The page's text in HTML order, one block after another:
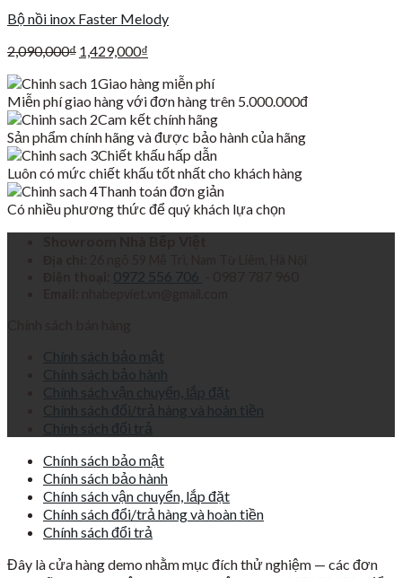
Bộ nồi inox Faster Melody
2,090,000₫ Giá
là:
2,090,000₫.
1,429,000₫
tại
là:
1,429,000₫.
Giao hàng miễn phí
Miễn phí giao hàng với đơn hàng trên 5.000.000đ
Cam kết chính hãng
Sản phẩm chính hãng và được bảo hành của hãng
Chiết khấu hấp dẫn
Luôn có mức chiết khấu tốt nhất cho khách hàng
Thanh toán đơn giản
Có nhiều phương thức để quý khách lựa chọn
0972 556 706
Chính sách bảo mật
Chính sách bảo hành
Chính sách vận chuyển, lắp đặt
Chính sách đổi/trả hàng và hoàn tiền
Chính sách đổi trả
Chính sách bảo mật
Chính sách bảo hành
Chính sách vận chuyển, lắp đặt
Chính sách đổi/trả hàng và hoàn tiền
Chính sách đổi trả
Đây là cửa hàng demo nhằm mục đích thử nghiệm — các đơn